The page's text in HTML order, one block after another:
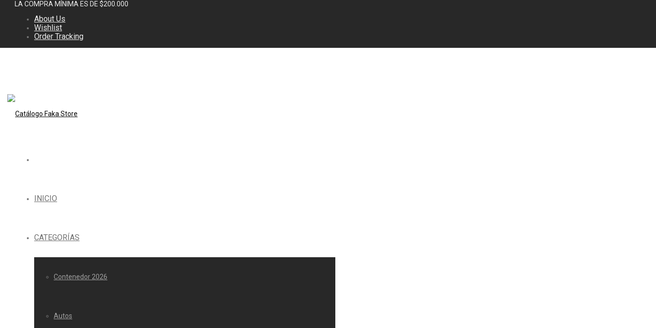
LA COMPRA MÍNIMA ES DE $200.000
About Us
Wishlist
Order Tracking
INICIO
CATEGORÍAS
Contenedor 2026
Autos